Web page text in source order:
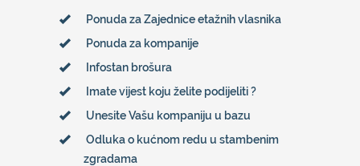
Ponuda za Zajednice etažnih vlasnika
Ponuda za kompanije
Infostan brošura
Imate vijest koju želite podijeliti ?
Unesite Vašu kompaniju u bazu
Odluka o kućnom redu u stambenim
zgradama